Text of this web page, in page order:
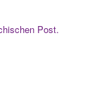
Post.